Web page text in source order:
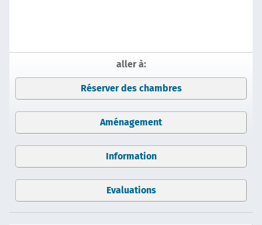
aller à:
Réserver des chambres
Aménagement
Information
Evaluations